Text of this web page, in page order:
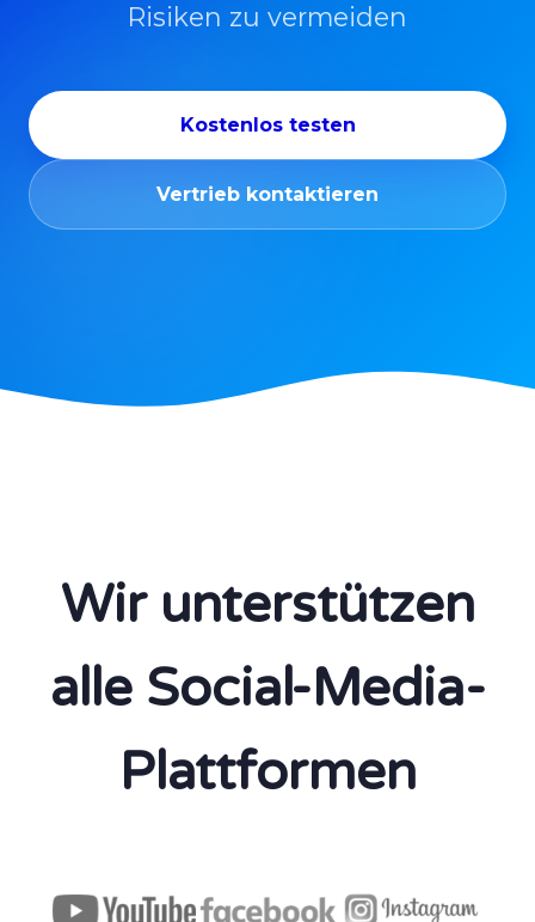
Risiken zu vermeiden
Kostenlos testen
Vertrieb kontaktieren
Wir unterstützen
alle Social-Media-
Plattformen